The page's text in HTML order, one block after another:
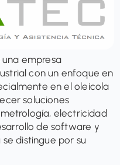
una empresa
con un enfoque en
en el oleícola
soluciones
electricidad
de software y
distingue por su